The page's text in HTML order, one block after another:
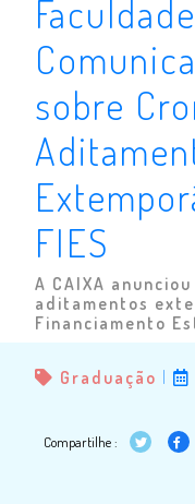
sobre
FIES
A CAIXA
aditamentos
Financiamento
Graduação |
Compartilhe :